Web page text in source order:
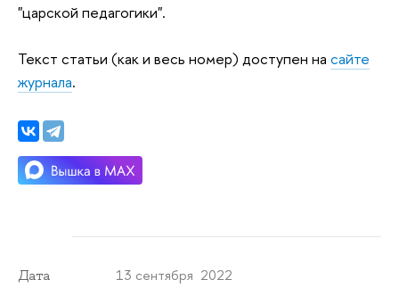
"царской педагогики".
Текст статьи (как и весь номер) доступен на сайте
журнала.
Дата 13 сентября 2022